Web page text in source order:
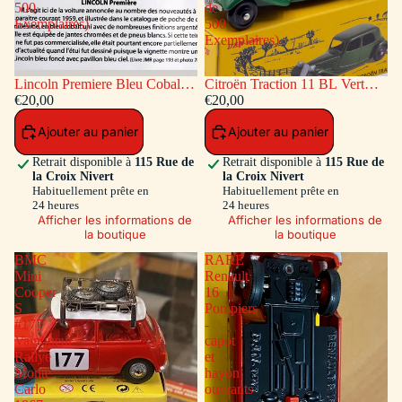
500
Exemplaires)
Lincoln Premiere Bleu Cobalt
(Série de 500 Exemplaires)
€20,00
Ajouter au panier
Retrait disponible à 115 Rue de
la Croix Nivert
Habituellement prête en
24 heures
Afficher les informations de
la boutique
de
500
Exemplaires)
Citroën Traction 11 BL Vert
(Série de 500 Exemplaires)
€20,00
Ajouter au panier
Retrait disponible à 115 Rue de
la Croix Nivert
Habituellement prête en
24 heures
Afficher les informations de
la boutique
BMC
Mini
Cooper
S
#177
Vainqueur
Rallye
Monte
Carlo
RARE
Renault
16
Pompiers
-
capot
et
hayon
ouvrants